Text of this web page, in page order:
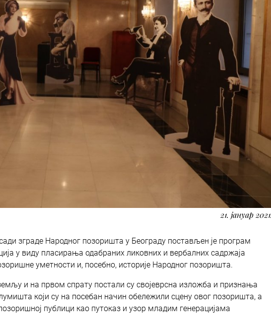
21. јануар 2021.
зграде Народног позоришта у Београду постављен је програм
у виду пласирања одабраних ликовних и вербалних садржаја
уметности и, посебно, историје Народног позоришта.
и на првом спрату постали су својеврсна изложба и признања
који су на посебан начин обележили сцену овог позоришта, а
публици као путоказ и узор младим генерацијама